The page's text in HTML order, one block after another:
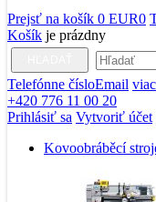
Prejsť na košík 0 EUR0
Košík je prázdny
Telefónne čísloEmail viac
+420 776 11 00 20
Prihlásiť sa Vytvoriť účet
Kovoobráběcí